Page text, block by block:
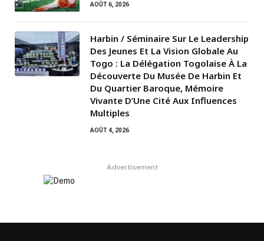
AOÛT 6, 2026
Harbin / Séminaire Sur Le Leadership
Des Jeunes Et La Vision Globale Au
Togo : La Délégation Togolaise À La
Découverte Du Musée De Harbin Et
Du Quartier Baroque, Mémoire
Vivante D’Une Cité Aux Influences
Multiples
AOÛT 4, 2026
Advertisement